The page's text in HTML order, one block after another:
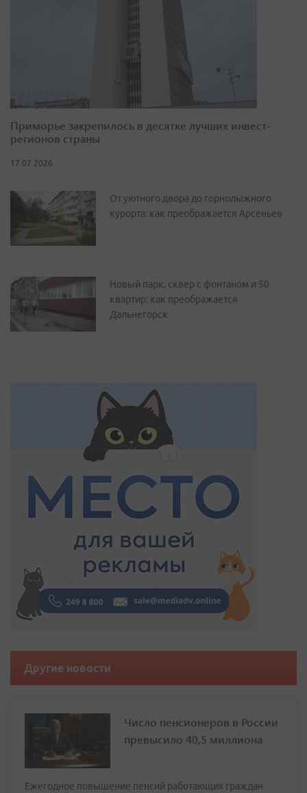
Приморье закрепилось в десятке лучших инвест-
регионов страны
17.07.2026
От уютного двора до горнолыжного
курорта: как преображается Арсеньев
Новый парк, сквер с фонтаном и 50
квартир: как преображается
Дальнегорск
Другие новости
Число пенсионеров в России
превысило 40,5 миллиона
Ежегодное повышение пенсий работающих граждан